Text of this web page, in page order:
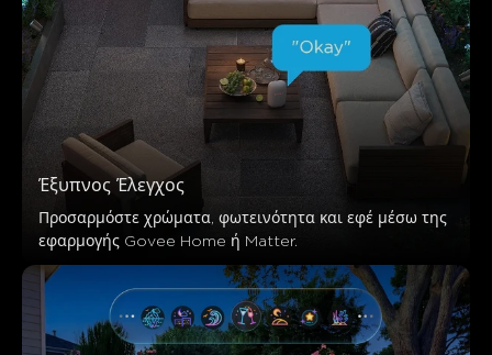
Έξυπνος Έλεγχος
Προσαρμόστε χρώματα, φωτεινότητα και εφέ μέσω της
εφαρμογής Govee Home ή Matter.